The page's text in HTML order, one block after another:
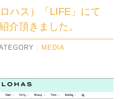
ハス）「LIFE」にて
介頂きました。
: MEDIA